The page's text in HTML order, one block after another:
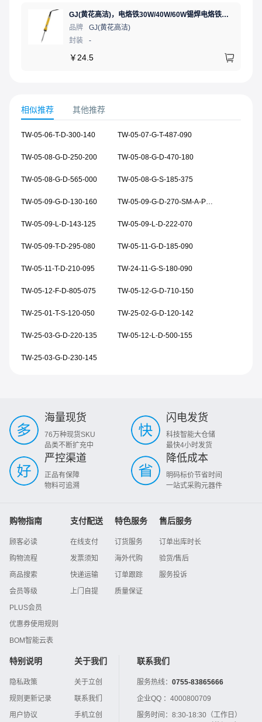
GJ(黄花高洁)，电烙铁30W/40W/60W锡焊电烙铁焊接工具电焊笔手机电子维修（内热35W），NO.435(35W)
品牌
GJ(黄花高洁)
封装
-
￥ 24.5
相似推荐 其他推荐
TW-05-06-T-D-300-140 TW-05-07-G-T-487-090
TW-05-08-G-D-250-200 TW-05-08-G-D-470-180
TW-05-08-G-D-565-000 TW-05-08-G-S-185-375
TW-05-09-G-D-130-160 TW-05-09-G-D-270-SM-A-P-TR
TW-05-09-L-D-143-125 TW-05-09-L-D-222-070
TW-05-09-T-D-295-080 TW-05-11-G-D-185-090
TW-05-11-T-D-210-095 TW-24-11-G-S-180-090
TW-05-12-F-D-805-075 TW-05-12-G-D-710-150
TW-25-01-T-S-120-050 TW-25-02-G-D-120-142
TW-25-03-G-D-220-135 TW-05-12-L-D-500-155
TW-25-03-G-D-230-145
海量现货
76万种现货SKU
品类不断扩充中
闪电发货
科技智能大仓储
最快4小时发货
严控渠道
正品有保障
物料可追溯
降低成本
明码标价节省时间
一站式采购元器件
购物指南
顾客必读
购物流程
商品搜索
会员等级
PLUS会员
优惠券使用规则
BOM智能云表
支付配送
在线支付
发票须知
快递运输
上门自提
特色服务
订货服务
海外代购
订单跟踪
质量保证
售后服务
订单出库时长
验货/售后
服务投诉
特别说明
隐私政策
规则更新记录
用户协议
关于我们
关于立创
联系我们
手机立创
联系我们
服务热线： 0755-83865666
企业QQ ： 4000800709
服务时间： 8:30-18:30（工作日）